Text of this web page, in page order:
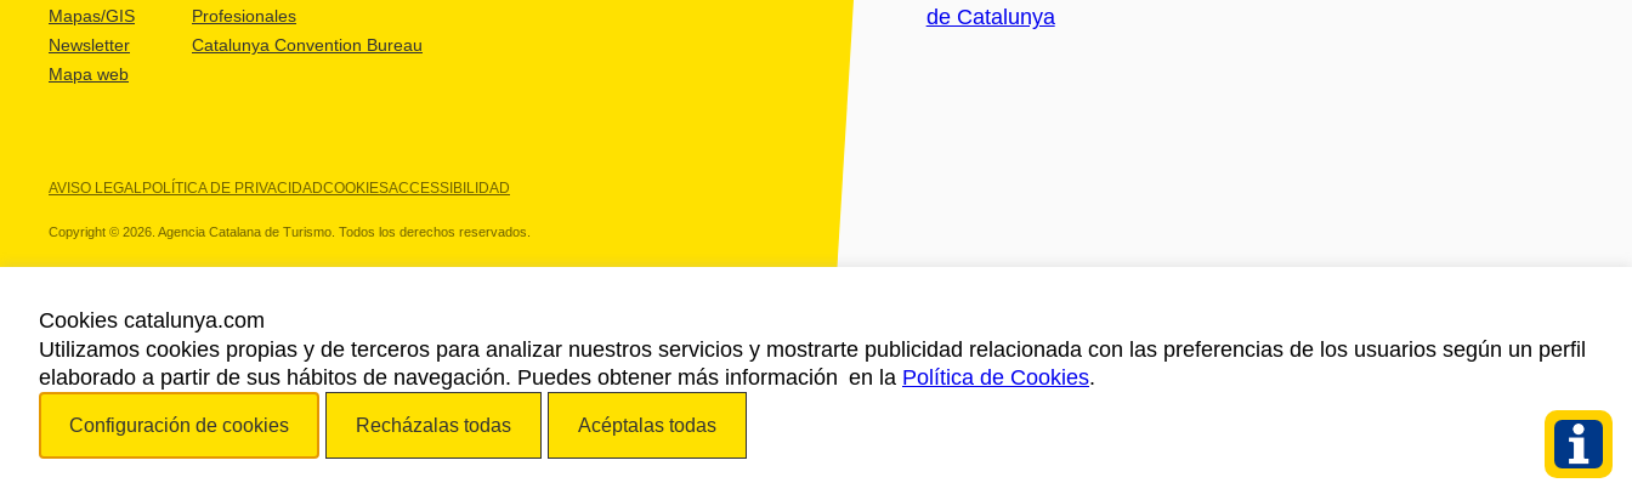
Mapas/GIS
Newsletter
Mapa web
Profesionales
Catalunya Convention Bureau
AVISO LEGALPOLÍTICA DE PRIVACIDADCOOKIESACCESSIBILIDAD
Copyright © 2026. Agencia Catalana de Turismo. Todos los derechos reservados.
NUESTROS PARTNERS
Cookies catalunya.com
Utilizamos cookies propias y de terceros para analizar nuestros servicios y mostrarte publicidad relacionada con las preferencias de los usuarios según un perfil
elaborado a partir de sus hábitos de navegación. Puedes obtener más información en la Política de Cookies.
Configuración de cookies Recházalas todas Acéptalas todas